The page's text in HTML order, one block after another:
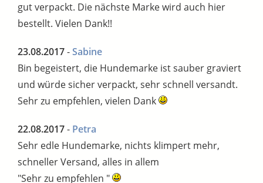
gut verpackt. Die nächste Marke wird auch hier
bestellt. Vielen Dank!!
23.08.2017-Sabine
Bin begeistert, die Hundemarke ist sauber graviert
und würde sicher verpackt, sehr schnell versandt.
Sehr zu empfehlen, vielen Dank
22.08.2017- Petra
Sehr edle Hundemarke, nichts klimpert mehr,
schneller Versand, alles in allem
"Sehr zu empfehlen "